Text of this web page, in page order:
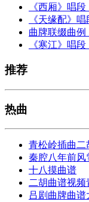
《西厢》唱
《天缘配》
曲牌联缀曲例
《寒江》唱
推荐
热曲
青松岭插曲二
秦腔八年前风
十八摸曲谱
二胡曲谱视
吕剧曲牌曲